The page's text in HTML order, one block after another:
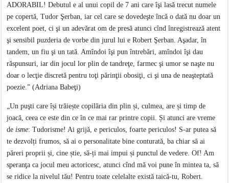
ADORABIL! Debutul e al unui copil de 7 ani care îşi lasă trecut numele
pe copertă, Tudor Şerban, iar cel care se dovedeşte încă o dată nu doar un
excelent poet, ci şi un adevărat om de presă atunci cînd înregistrează atent
şi sensibil puzderia de vorbe din jurul lui e Robert Şerban. Aşadar, în
tandem, un fiu şi un tată. Amîndoi îşi pun întrebări, amîndoi îşi dau
răspunsuri, iar din jocul lor plin de tandreţe, farmec şi umor se naşte nu
doar o lecţie discretă pentru toţi părinţii obosiţi, ci şi una de neaşteptată
poezie.” (Adriana Babeţi)
„Un puşti care își trăiește copilăria din plin și, culmea, are și timp de
joacă, ceea ce este din ce în ce mai rar printre copii. Și atunci are vreme
deisme: Tudorisme! Ai grijă, e periculos, foarte periculos! S-ar putea să
te dezvolți frumos, să ai o personalitate bine conturată, ba chiar să ai
păreri proprii și, cine știe, să-ți mai impui și punctul de vedere. Of! Am
speranţa ca jocul meu actoricesc, atunci cînd mă voi pune în mintea ta, să
se ridice la nivelul tău! Pentru toate celelalte există taică-tu, Robert.